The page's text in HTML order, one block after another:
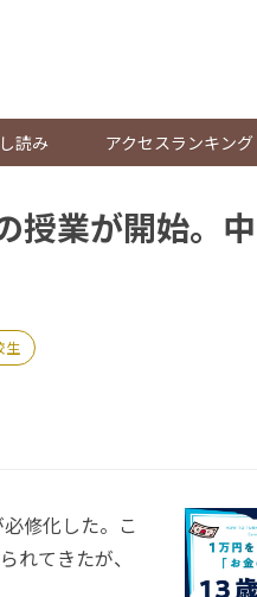
読み アクセスランキング
授業が開始。
生
修化した。こ
れてきたが、